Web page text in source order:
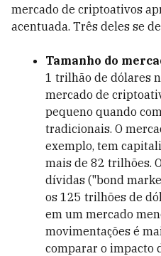
mercado de criptoativos
acentuada. Três deles se
Tamanho do
1 trilhão de dólares
mercado de
pequeno quando
tradicionais. O
exemplo, tem
mais de 82 trilhões.
dívidas ("bond
os 125 trilhões de
em um mercado
movimentações é
comparar o impacto